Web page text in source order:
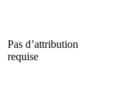
Pas d’attribution
requise